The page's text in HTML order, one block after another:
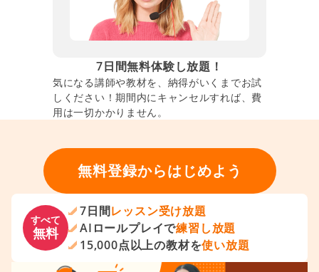
7日間無料体験し放題！
気になる講師や教材を、納得がいくまでお試
しください！期間内にキャンセルすれば、費
用は一切かかりません。
無料登録からはじめよう
すべて
無料
7日間レッスン受け放題
AIロールプレイで練習し放題
15,000点以上の教材を使い放題